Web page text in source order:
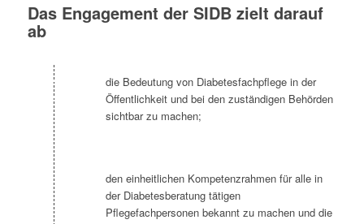
Das Engagement der SIDB zielt darauf
ab
die Bedeutung von Diabetesfachpflege in der
Öffentlichkeit und bei den zuständigen Behörden
sichtbar zu machen;
den einheitlichen Kompetenzrahmen für alle in
der Diabetesberatung tätigen
Pflegefachpersonen bekannt zu machen und die